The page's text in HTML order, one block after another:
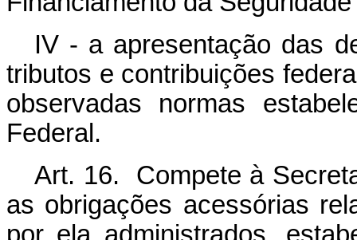
IV - a apresentação das
tributos e contribuições
observadas normas
Federal.
Art. 16. Compete à
as obrigações acessórias